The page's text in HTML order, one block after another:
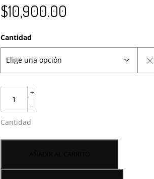
$10,900.00
Cantidad
+
-
Cantidad